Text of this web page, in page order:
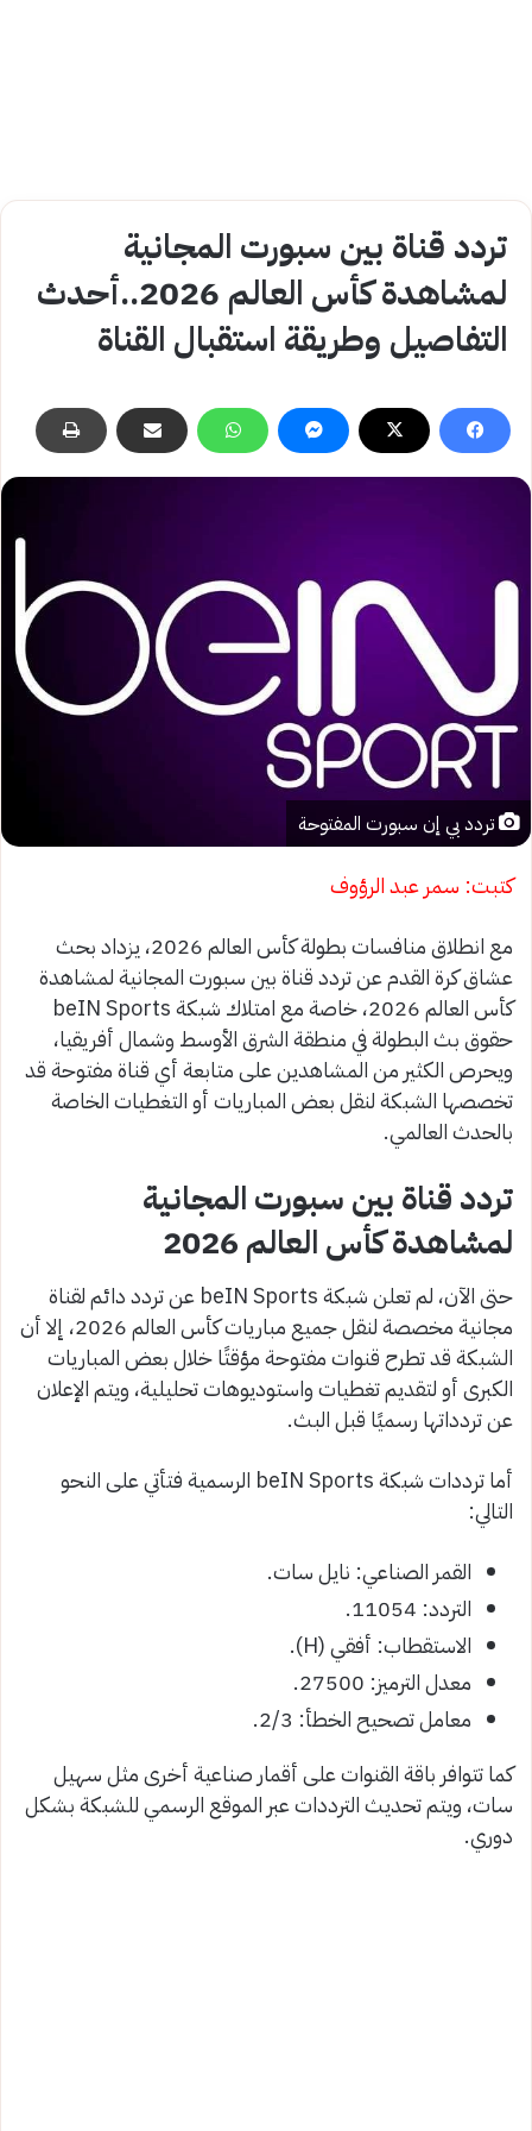
تردد قناة بين سبورت المجانية
لمشاهدة كأس العالم 2026..أحدث
التفاصيل وطريقة استقبال القناة
تردد بي إن سبورت المفتوحة
كتبت: سمر عبد الرؤوف
مع انطلاق منافسات بطولة كأس العالم 2026، يزداد بحث
عشاق كرة القدم عن تردد قناة بين سبورت المجانية لمشاهدة
كأس العالم 2026، خاصة مع امتلاك شبكة beIN Sports
حقوق بث البطولة في منطقة الشرق الأوسط وشمال أفريقيا،
ويحرص الكثير من المشاهدين على متابعة أي قناة مفتوحة قد
تخصصها الشبكة لنقل بعض المباريات أو التغطيات الخاصة
بالحدث العالمي.
تردد قناة بين سبورت المجانية
لمشاهدة كأس العالم 2026
حتى الآن، لم تعلن شبكة beIN Sports عن تردد دائم لقناة
مجانية مخصصة لنقل جميع مباريات كأس العالم 2026، إلا أن
الشبكة قد تطرح قنوات مفتوحة مؤقتًا خلال بعض المباريات
الكبرى أو لتقديم تغطيات واستوديوهات تحليلية، ويتم الإعلان
عن تردداتها رسميًا قبل البث.
أما ترددات شبكة beIN Sports الرسمية فتأتي على النحو
التالي:
القمر الصناعي: نايل سات.
التردد: 11054.
الاستقطاب: أفقي (H).
معدل الترميز: 27500.
معامل تصحيح الخطأ: 2/3.
كما تتوافر باقة القنوات على أقمار صناعية أخرى مثل سهيل
سات، ويتم تحديث الترددات عبر الموقع الرسمي للشبكة بشكل
دوري.